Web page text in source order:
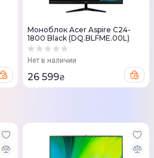
Моноблок Acer Aspire C24-
1800 Black (DQ.BLFME.00L)
Нет в наличии
26 599₴